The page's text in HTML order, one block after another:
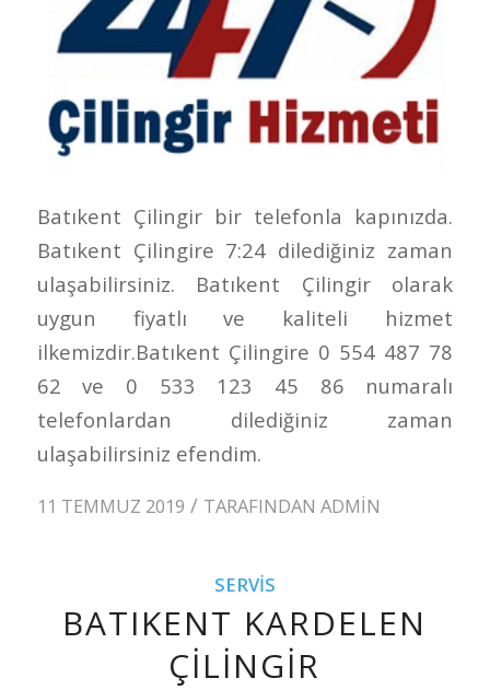
Batıkent Çilingir bir telefonla kapınızda.
Batıkent Çilingire 7:24 dilediğiniz zaman
ulaşabilirsiniz. Batıkent Çilingir olarak
uygun fiyatlı ve kaliteli hizmet
ilkemizdir.Batıkent Çilingire 0 554 487 78
62 ve 0 533 123 45 86 numaralı
telefonlardan dilediğiniz zaman
ulaşabilirsiniz efendim.
11 TEMMUZ 2019 / TARAFINDAN ADMIN
SERVIS
BATIKENT KARDELEN
ÇILINGIR